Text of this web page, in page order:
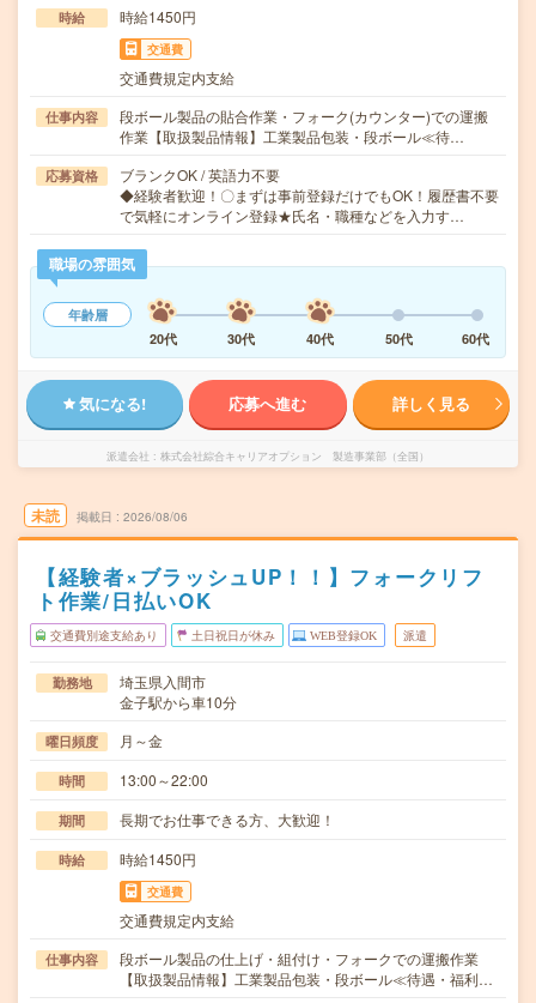
時給 時給1450円
交通費
交通費規定内支給
仕事内容
段ボール製品の貼合作業・フォーク(カウンター)での運搬
作業【取扱製品情報】工業製品包装・段ボール≪待…
応募資格
ブランクOK / 英語力不要
◆経験者歓迎！〇まずは事前登録だけでもOK！履歴書不要
で気軽にオンライン登録★氏名・職種などを入力す…
職場の雰囲気
年齢層
20代
30代 40代 50代 60代
気になる! 応募へ進む 詳しく見る
派遣会社 株式会社綜合キャリアオプション 製造事業部（全国）
未読 掲載日 2026/08/06
【経験者×ブラッシュUP！！】フォークリフ
ト作業/日払いOK
交通費別途支給あり 土日祝日が休み WEB登録OK 派遣
勤務地
埼玉県入間市
金子駅から車10分
曜日頻度 月～金
時間 13:00～22:00
期間 長期でお仕事できる方、大歓迎！
時給 時給1450円
交通費
交通費規定内支給
仕事内容
段ボール製品の仕上げ・組付け・フォークでの運搬作業
【取扱製品情報】工業製品包装・段ボール≪待遇・福利…